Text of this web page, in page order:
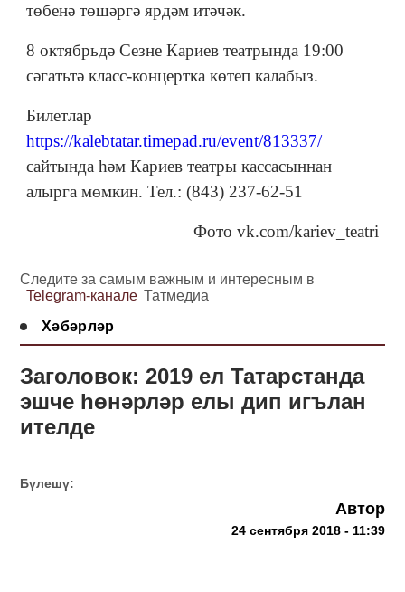
төбенә төшәргә ярдәм итәчәк.
8 октябрьдә Сезне Кариев театрында 19:00
сәгатьтә класс-концертка көтеп калабыз.
Билетлар
https://kalebtatar.timepad.ru/event/813337/
сайтында һәм Кариев театры кассасыннан
алырга мөмкин. Тел.: (843) 237-62-51
Фото vk.com/kariev_teatri
Следите за самым важным и интересным в
Telegram-канале Татмедиа
Хәбәрләр
Заголовок: 2019 ел Татарстанда
эшче һөнәрләр елы дип игълан
ителде
Бүлешү:
Автор
24 сентября 2018 - 11:39